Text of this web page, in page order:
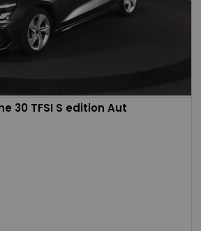
30 TFSI S edition Aut